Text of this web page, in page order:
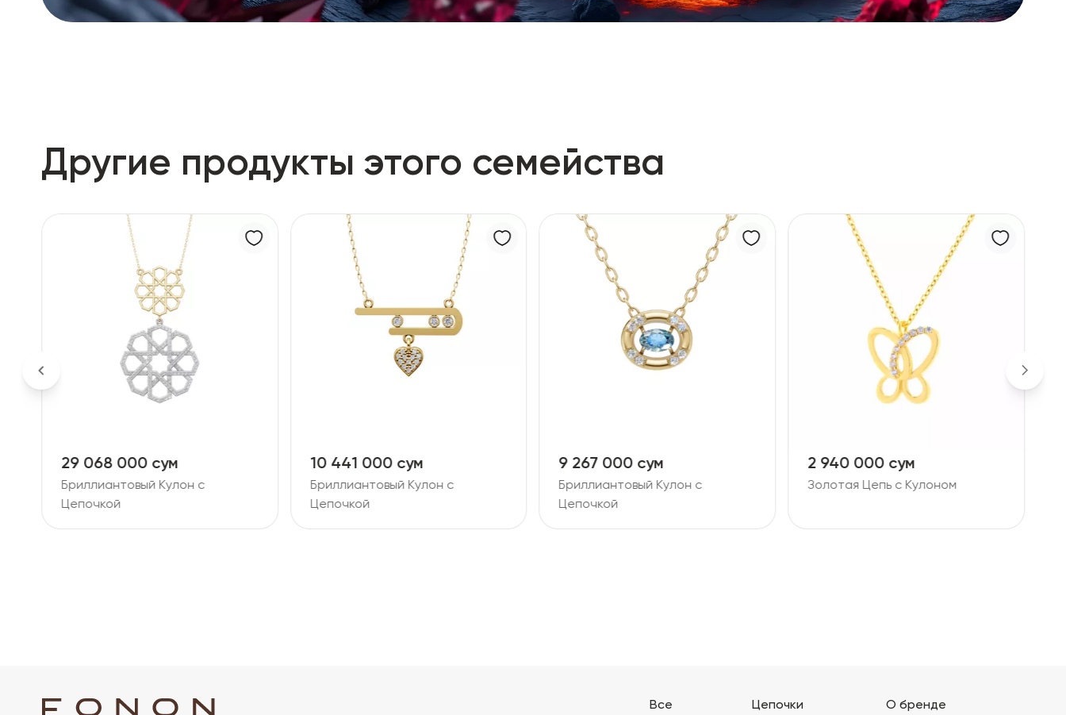
Другие продукты этого семейства
29 068 000 сум
Бриллиантовый Кулон с
Цепочкой
10 441 000 сум
Бриллиантовый Кулон с
Цепочкой
9 267 000 сум
Бриллиантовый Кулон с
Цепочкой
2 940 000 сум
Золотая Цепь с Кулоном
Все Цепочки О бренде